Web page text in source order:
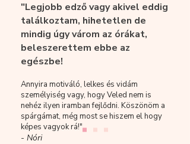
"Legjobb edző vagy akivel eddig
találkoztam, hihetetlen de
mindig úgy várom az órákat,
beleszerettem ebbe az
egészbe!
Annyira motiváló, lelkes és vidám
személyiség vagy, hogy Veled nem is
nehéz ilyen iramban fejlődni. Köszönöm a
spárgámat, még most se hiszem el hogy
képes vagyok rá!"
- Nóri